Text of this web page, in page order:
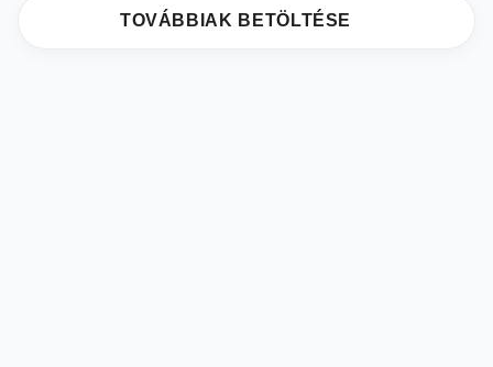
TOVÁBBIAK BETÖLTÉSE